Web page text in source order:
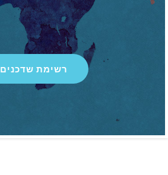
רשימת שדכנים